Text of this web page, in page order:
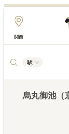
関西
駅
烏丸御池（